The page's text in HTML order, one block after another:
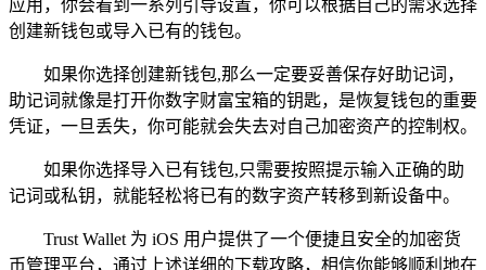
应用，你会看到一系列引导设置，你可以根据自己的需求选择
创建新钱包或导入已有的钱包。
如果你选择创建新钱包,那么一定要妥善保存好助记词，
助记词就像是打开你数字财富宝箱的钥匙，是恢复钱包的重要
凭证，一旦丢失，你可能就会失去对自己加密资产的控制权。
如果你选择导入已有钱包,只需要按照提示输入正确的助
记词或私钥，就能轻松将已有的数字资产转移到新设备中。
Trust Wallet 为 iOS 用户提供了一个便捷且安全的加密货
币管理平台，通过上述详细的下载攻略，相信你能够顺利地在